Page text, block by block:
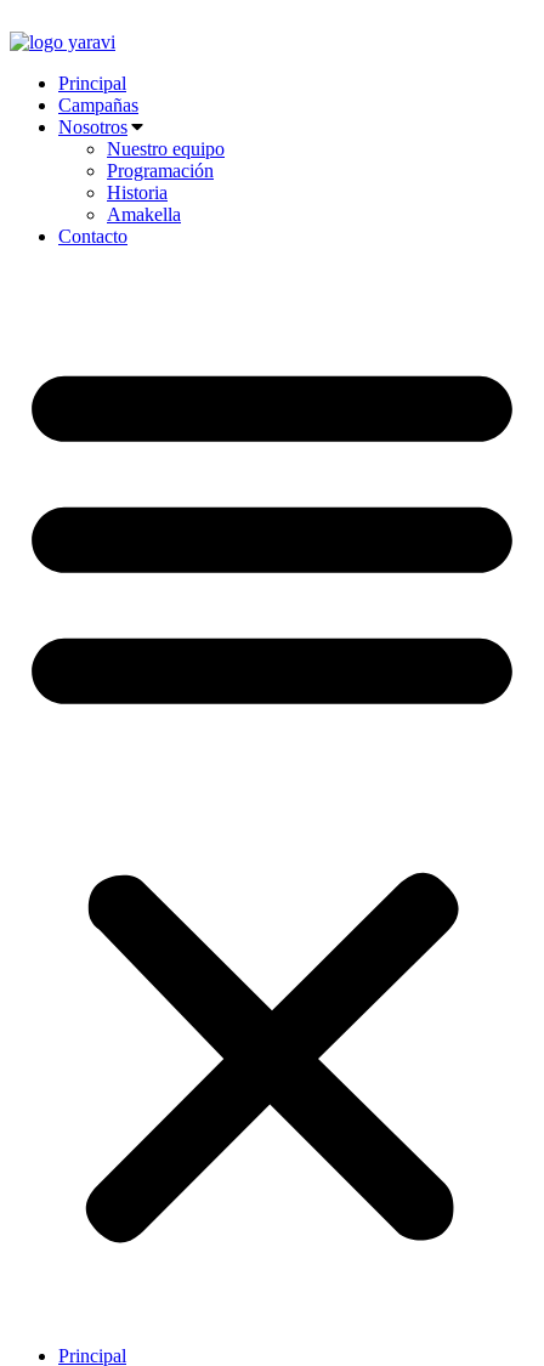
al
Principal
Campañas
Nosotros
Nuestro equipo
Programación
Historia
Amakella
Contacto
Principal